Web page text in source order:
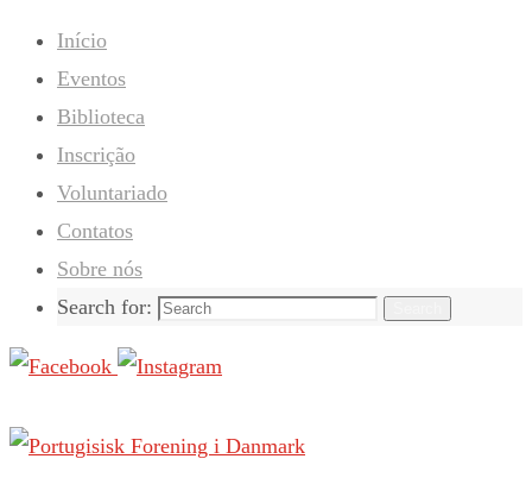
Início
Eventos
Biblioteca
Inscrição
Voluntariado
Contatos
Sobre nós
Search for: